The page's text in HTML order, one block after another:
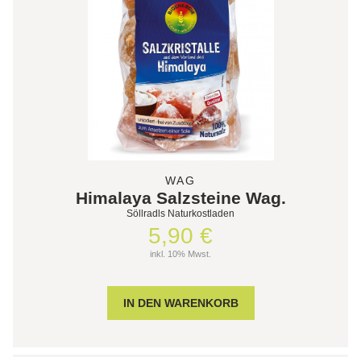
WAG
Himalaya Salzsteine Wag.
Söllradls Naturkostladen
5,90 €
inkl. 10% Mwst.